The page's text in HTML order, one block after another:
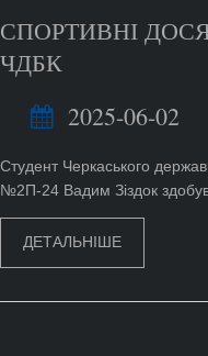
СПОРТИВНІ
ЧДБК
2025-06-
Студент Черкаського
№2П-24 Вадим Зіздок здобув
ДЕТАЛЬНІШЕ